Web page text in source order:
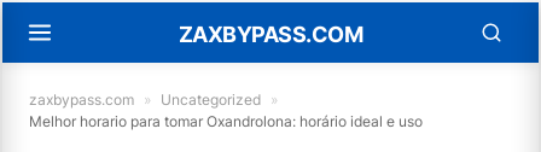
ZAXBYPASS.COM
zaxbypass.com » Uncategorized »
Melhor horario para tomar Oxandrolona: horário ideal e uso